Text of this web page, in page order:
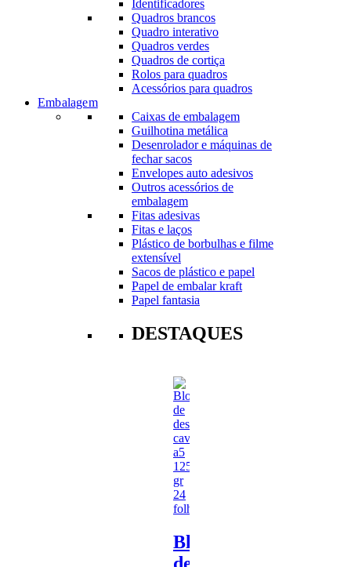
Identificadores
Quadros brancos
Quadro interativo
Quadros verdes
Quadros de cortiça
Rolos para quadros
Acessórios para quadros
Embalagem
Caixas de embalagem
Guilhotina metálica
Desenrolador e máquinas de
fechar sacos
Envelopes auto adesivos
Outros acessórios de
embalagem
Fitas adesivas
Fitas e laços
Plástico de borbulhas e filme
extensível
Sacos de plástico e papel
Papel de embalar kraft
Papel fantasia
DESTAQUES
Bloco
de